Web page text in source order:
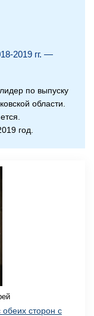
2019 гг. —
по выпуску
области.
год.
сторон с